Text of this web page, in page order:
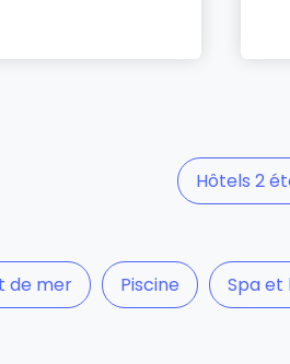
Hôtels 2
de mer Piscine Spa